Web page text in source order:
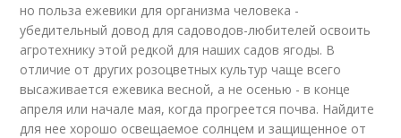
но польза ежевики для организма человека -
убедительный довод для садоводов-любителей освоить
агротехнику этой редкой для наших садов ягоды. В
отличие от других розоцветных культур чаще всего
высаживается ежевика весной, а не осенью - в конце
апреля или начале мая, когда прогреется почва. Найдите
для нее хорошо освещаемое солнцем и защищенное от